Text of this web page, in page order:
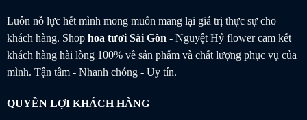
Luôn nỗ lực hết mình mong muốn mang lại giá trị thực sự cho
khách hàng. Shop hoa tươiSài Gòn- Nguyệt Hỷ flower cam kết
khách hàng hài lòng 100% về sản phẩm và chất lượng phục vụ của
mình. Tận tâm - Nhanh chóng - Uy tín.
QUYỀN LỢI KHÁCH HÀNG